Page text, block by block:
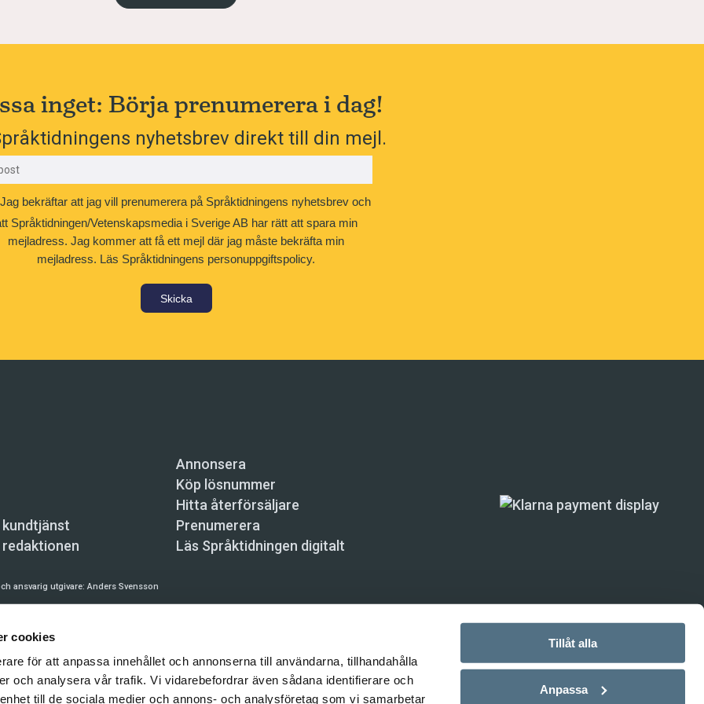
cookies
för att anpassa innehållet och annonserna till användarna, tillhandahålla
och analysera vår trafik. Vi vidarebefordrar även sådana identifierare och
till de sociala medier och annons- och analysföretag som vi samarbetar
Tillåt alla
Anpassa
inget: Börja prenumerera i dag!
nyhetsbrev direkt till din mejl.
Jag bekräftar att jag vill prenumerera på Språktidningens nyhetsbrev och
Språktidningen/Vetenskapsmedia i Sverige AB har rätt att spara min
mejladress. Jag kommer att få ett mejl där jag måste bekräfta min
mejladress. Läs Språktidningens personuppgiftspolicy.
Skicka
Annonsera
Köp lösnummer
Hitta återförsäljare
Prenumerera
Läs Språktidningen digitalt
ansvarig utgivare:Anders Svensson
08-121 062 34 (vardagar 8–17),
automatiska tjänster och maskinläsbara metoder (robotar, spiders, indexering och liknande) är inte
på denna webbplats är upphovsrättsligt skyddat.